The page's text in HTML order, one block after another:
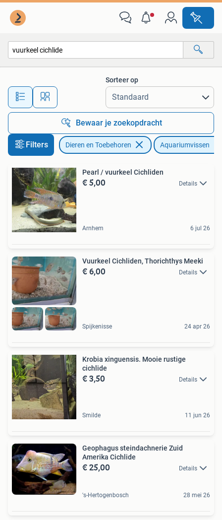
Alle afstanden…
Sorteer op
Bewaar je zoekopdracht
Filters Dieren en Toebehoren Aquariumvissen
Pearl / vuurkeel Cichliden
€ 5,00 Details
Arnhem 6 jul 26
Vuurkeel Cichliden, Thorichthys Meeki
€ 6,00 Details
Spijkenisse 24 apr 26
Krobia xinguensis. Mooie rustige
cichlide
€ 3,50 Details
Smilde 11 jun 26
Geophagus steindachnerie Zuid
Amerika Cichlide
€ 25,00 Details
's-Hertogenbosch 28 mei 26